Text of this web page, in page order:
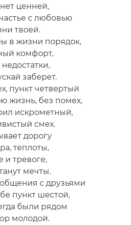
ценней,
с любовью
твоей.
в жизни порядок,
комфорт,
заберет.
пункт четвертый
жизнь, без помех,
искрометный,
смех.
дорогу
теплоты,
и тревоге,
мечты.
с друзьями
пункт шестой,
были рядом
молодой.